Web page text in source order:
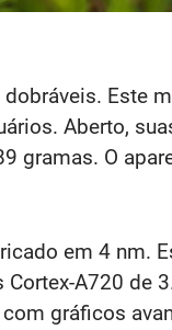
Este
Aberto,
gramas. O
em 4 nm.
A720 de
gráficos